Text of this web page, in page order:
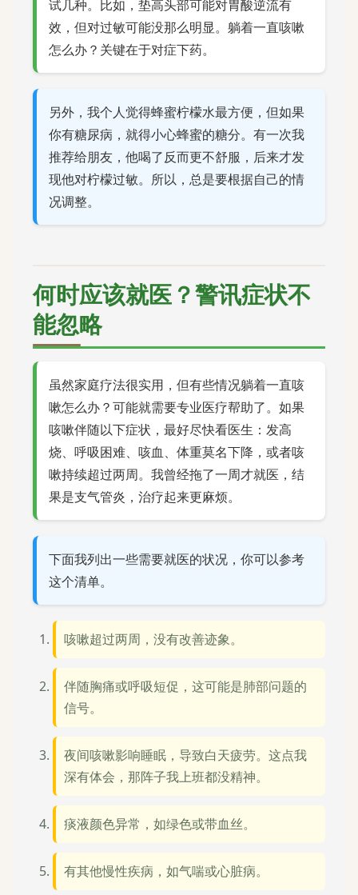
试几种。比如，垫高头部可能对胃酸逆流有
效，但对过敏可能没那么明显。躺着一直咳嗽
怎么办？关键在于对症下药。
另外，我个人觉得蜂蜜柠檬水最方便，但如果
你有糖尿病，就得小心蜂蜜的糖分。有一次我
推荐给朋友，他喝了反而更不舒服，后来才发
现他对柠檬过敏。所以，总是要根据自己的情
况调整。
何时应该就医？警讯症状不
能忽略
虽然家庭疗法很实用，但有些情况躺着一直咳
嗽怎么办？可能就需要专业医疗帮助了。如果
咳嗽伴随以下症状，最好尽快看医生：发高
烧、呼吸困难、咳血、体重莫名下降，或者咳
嗽持续超过两周。我曾经拖了一周才就医，结
果是支气管炎，治疗起来更麻烦。
下面我列出一些需要就医的状况，你可以参考
这个清单。
咳嗽超过两周，没有改善迹象。
伴随胸痛或呼吸短促，这可能是肺部问题的
信号。
夜间咳嗽影响睡眠，导致白天疲劳。这点我
深有体会，那阵子我上班都没精神。
痰液颜色异常，如绿色或带血丝。
有其他慢性疾病，如气喘或心脏病。